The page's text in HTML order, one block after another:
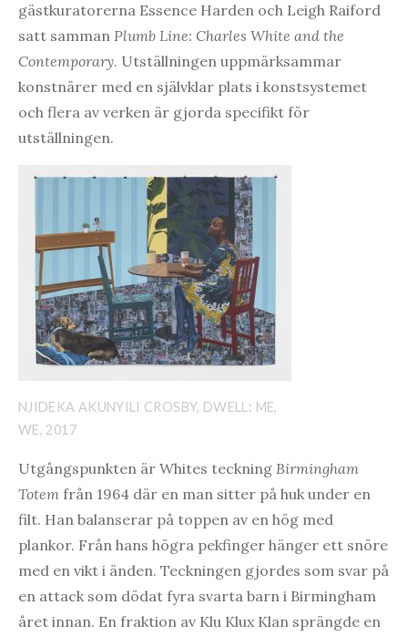
gästkuratorerna Essence Harden och Leigh Raiford
satt samman Plumb Line: Charles White and the
Contemporary. Utställningen uppmärksammar
konstnärer med en självklar plats i konstsystemet
och flera av verken är gjorda specifikt för
utställningen.
NJIDEKA AKUNYILI CROSBY, DWELL: ME,
WE, 2017
Utgångspunkten är Whites teckning Birmingham
Totem från 1964 där en man sitter på huk under en
filt. Han balanserar på toppen av en hög med
plankor. Från hans högra pekfinger hänger ett snöre
med en vikt i änden. Teckningen gjordes som svar på
en attack som dödat fyra svarta barn i Birmingham
året innan. En fraktion av Klu Klux Klan sprängde en